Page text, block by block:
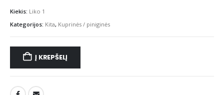
€29.99.€20.99.
Kiekis: Liko 1
Kategorijos: Kita, Kuprinės / piniginės
Į KREPŠELĮ